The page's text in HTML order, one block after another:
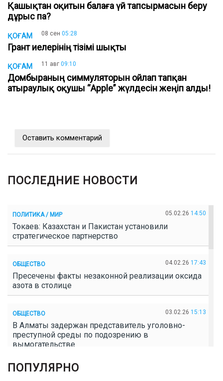
Қашықтан оқитын балаға үй тапсырмасын беру
дұрыс па?
ҚОҒАМ 08 сен 05:28
Грант иелерінің тізімі шықты
ҚОҒАМ 11 авг 09:10
Домбыраның симмуляторын ойлап тапқан
атыраулық оқушы “Apple” жүлдесін жеңіп алды!
Оставить комментарий
ПОСЛЕДНИЕ НОВОСТИ
ПОЛИТИКА / МИР 05.02.26 14:50
Токаев: Казахстан и Пакистан установили
стратегическое партнерство
ОБЩЕСТВО 04.02.26 17:43
Пресечены факты незаконной реализации оксида
азота в столице
ОБЩЕСТВО 03.02.26 15:13
В Алматы задержан представитель уголовно-
преступной среды по подозрению в
вымогательстве
ОБЩЕСТВО
ПОПУЛЯРНО